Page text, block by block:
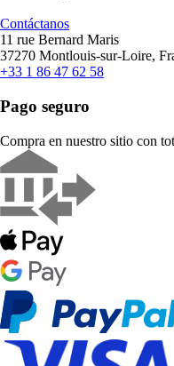
Contáctanos
11 rue Bernard Maris
37270 Montlouis-sur-Loire,
+33 1 86 47 62 58
Pago seguro
Compra en nuestro sitio con